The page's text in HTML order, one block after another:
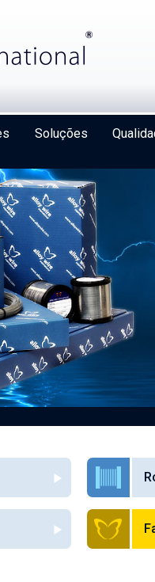
Soluções